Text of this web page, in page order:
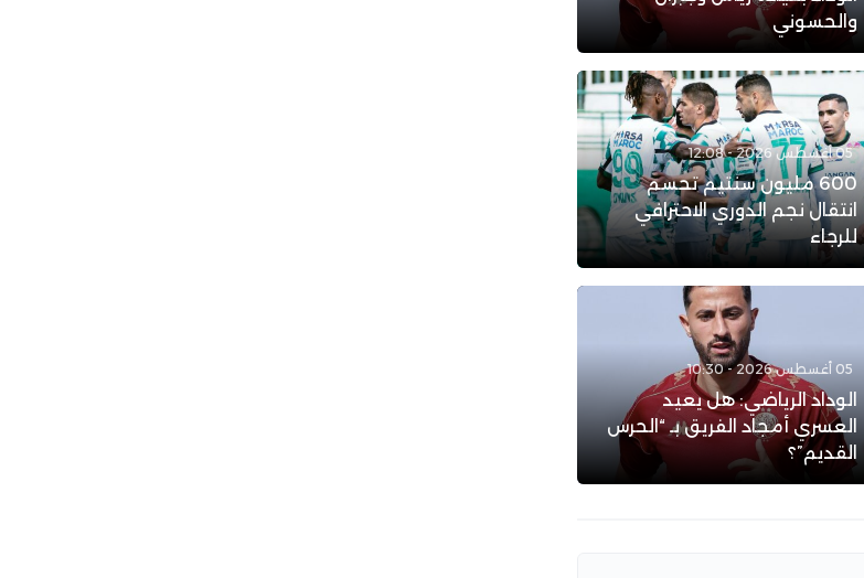
والحسوني
05 أغسطس 2026 - 12:08
600 مليون سنتيم تحسم
انتقال نجم الدوري الاحترافي
للرجاء
05 أغسطس 2026 - 10:30
الوداد الرياضي: هل يعيد
العسري أمجاد الفريق بـ “الحرس
القديم”؟